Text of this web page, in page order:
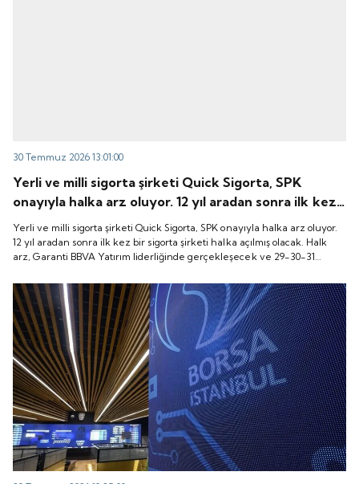
30 Temmuz 2026 13:01:00
Yerli ve milli sigorta şirketi Quick Sigorta, SPK
onayıyla halka arz oluyor. 12 yıl aradan sonra ilk kez
bir sigorta şirketi halka açılmış olacak. Halk arz,
Garanti BBVA Yatırım liderliğinde gerçekleşecek ve
29-30-31 Temmuz 2026 tarihlerinde talep
ile Quick Sigorta işlem görmeye başlayacak.
Yerli ve milli sigorta şirketi Quick Sigorta, SPK onayıyla halka arz oluyor.
12 yıl aradan sonra ilk kez bir sigorta şirketi halka açılmış olacak. Halk
arz, Garanti BBVA Yatırım liderliğinde gerçekleşecek ve 29-30-31
“Gong Töreni” ile Quick Sigorta işlem görmeye başlayacak.